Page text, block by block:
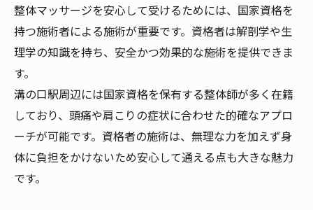
整体マッサージを安心して受けるためには、国家資格を
持つ施術者による施術が重要です。資格者は解剖学や生
理学の知識を持ち、安全かつ効果的な施術を提供できま
す。
溝の口駅周辺には国家資格を保有する整体師が多く在籍
しており、頭痛や肩こりの症状に合わせた的確なアプロ
ーチが可能です。資格者の施術は、無理な力を加えず身
体に負担をかけないため安心して通える点も大きな魅力
です。